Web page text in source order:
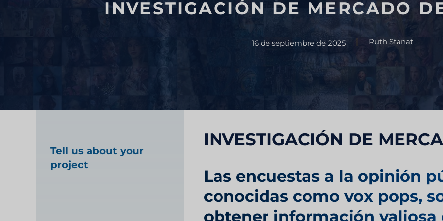
tecnología financiera
Prueba de producto alimenticio
Investigación del mercado
sanitario
Investigación de mercados
Consultoría estratégica
Pruebas de sabor
Investigación de evaluación de
mercado
Investigación de mercado de
y turismo
INVESTIGACIÓN DE MERCADO
16 de septiembre de 2025 Ruth Stanat
INVESTIGACIÓN DE
Las encuestas a la opinión
conocidas como vox pops,
obtener información valiosa
Tell us about your
project